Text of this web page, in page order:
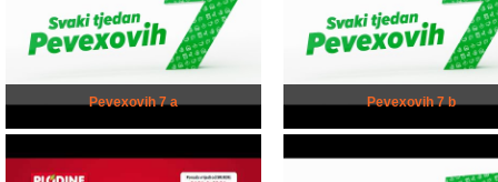
Pevexovih 7 a Pevexovih 7 b